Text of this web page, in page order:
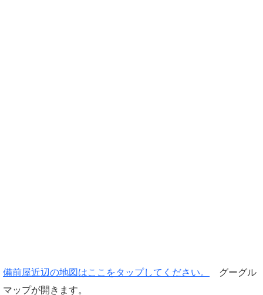
備前屋近辺の地図はここをタップしてください。
グーグル
マップが開きます。